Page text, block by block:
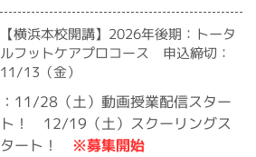
【横浜本校開講】2026年後期：トータ
ルフットケアプロコース 申込締切：
11/13（金）
：11/28（土）動画授業配信スター
ト！ 12/19（土）スクーリングス
タート！ ※募集開始